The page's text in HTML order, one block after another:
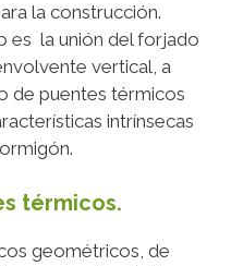
la construcción.
es la unión del forjado
vertical, a
de puentes térmicos
intrínsecas
térmicos.
geométricos, de